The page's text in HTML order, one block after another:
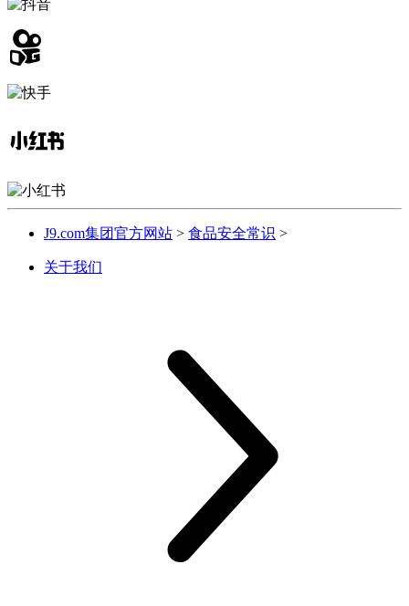
J9.com集团官方网站 > 食品安全常识 >
关于我们